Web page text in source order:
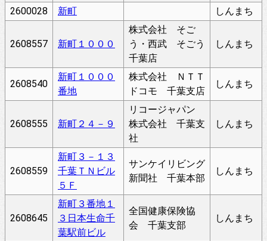
2600028
新町 しんまち
2608557 新町１０００
株式会社 そご
う・西武 そごう
千葉店
しんまち
2608540
新町１０００
番地
株式会社 ＮＴＴ
ドコモ 千葉支店
しんまち
2608555 新町２４－９
リコージャパン
株式会社 千葉支
社
しんまち
2608559
新町３－１３
千葉ＴＮビル
５Ｆ
サンケイリビング
新聞社 千葉本部
しんまち
2608645
新町３番地１
３日本生命千
葉駅前ビル
全国健康保険協
会 千葉支部
しんまち